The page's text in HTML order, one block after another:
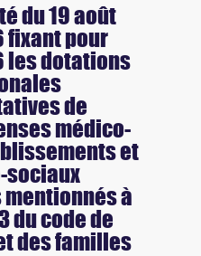
du 19 août
fixant pour
les dotations
de
médico-
et
sociaux
à
du code de
des familles